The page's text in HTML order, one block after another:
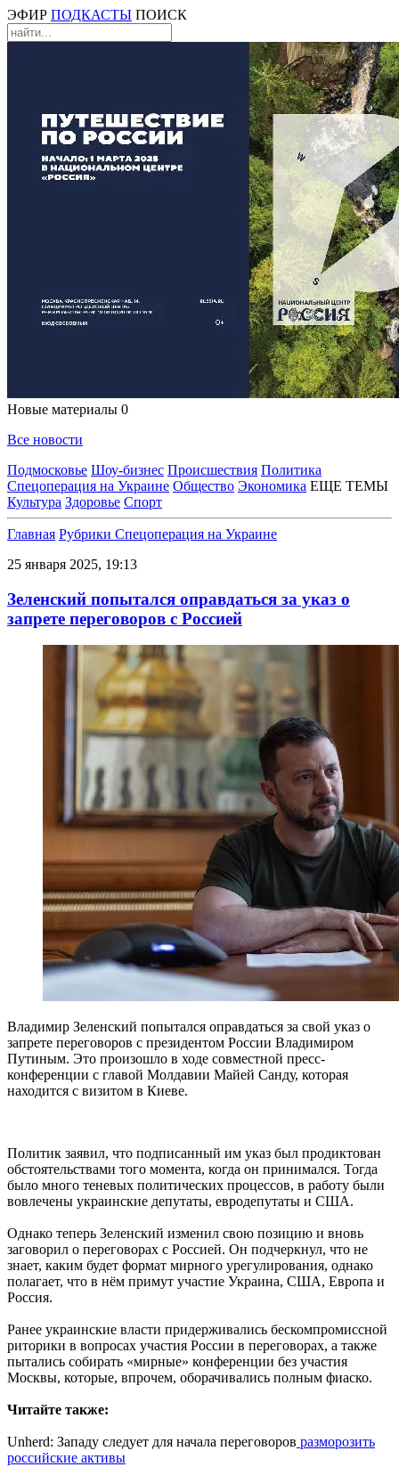
ЭФИР ПОДКАСТЫ ПОИСК
Новые материалы 0
Все новости
Подмосковье Шоу-бизнес Происшествия Политика
Спецоперация на Украине Общество Экономика ЕЩЕ ТЕМЫ
Культура Здоровье Спорт
Главная Рубрики Спецоперация на Украине
25 января 2025, 19:13
Зеленский попытался оправдаться за указ о
запрете переговоров с Россией
Владимир Зеленский попытался оправдаться за свой указ о
запрете переговоров с президентом России Владимиром
Путиным. Это произошло в ходе совместной пресс-
конференции с главой Молдавии Майей Санду, которая
находится с визитом в Киеве.
Политик заявил, что подписанный им указ был продиктован
обстоятельствами того момента, когда он принимался. Тогда
было много теневых политических процессов, в работу были
вовлечены украинские депутаты, евродепутаты и США.
Однако теперь Зеленский изменил свою позицию и вновь
заговорил о переговорах с Россией. Он подчеркнул, что не
знает, каким будет формат мирного урегулирования, однако
полагает, что в нём примут участие Украина, США, Европа и
Россия.
Ранее украинские власти придерживались бескомпромиссной
риторики в вопросах участия России в переговорах, а также
пытались собирать «мирные» конференции без участия
Москвы, которые, впрочем, оборачивались полным фиаско.
Читайте также:
Unherd: Западу следует для начала переговоров разморозить
российские активы